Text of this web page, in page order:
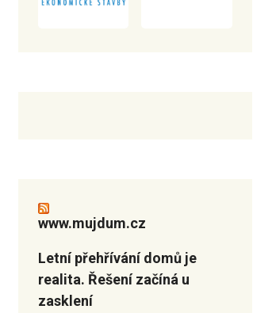
www.mujdum.cz
Letní přehřívání domů je
realita. Řešení začíná u
zasklení